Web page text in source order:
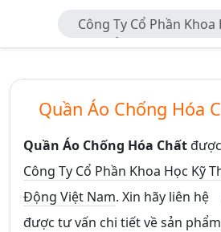
Công Ty Cổ Phần Khoa
Thuật Bảo Hộ Lao Động
Quần Áo Chống Hóa
Quần Áo Chống Hóa Chất
Công Ty Cổ Phần Khoa Học Kỹ
Động Việt Nam. Xin hãy liên hệ
được tư vấn chi tiết về sản